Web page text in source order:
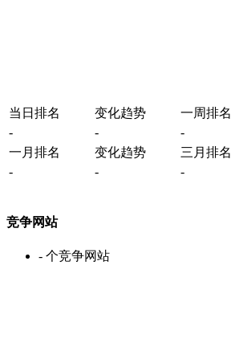
当日排名 变化趋势 一周排名
-
- -
一月排名
变化趋势 三月排名
-
- -
竞争网站
- 个竞争网站